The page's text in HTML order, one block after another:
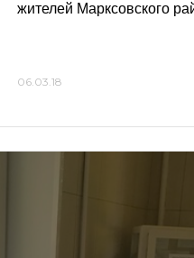
жителей Марксовского
06.03.18